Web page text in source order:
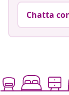
Chatta